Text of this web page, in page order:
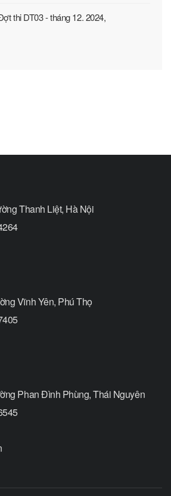
thi DT03 - tháng 12. 2024,
Thanh Liệt, Hà Nội
Vĩnh Yên, Phú Thọ
Phan Đình Phùng, Thái Nguyên